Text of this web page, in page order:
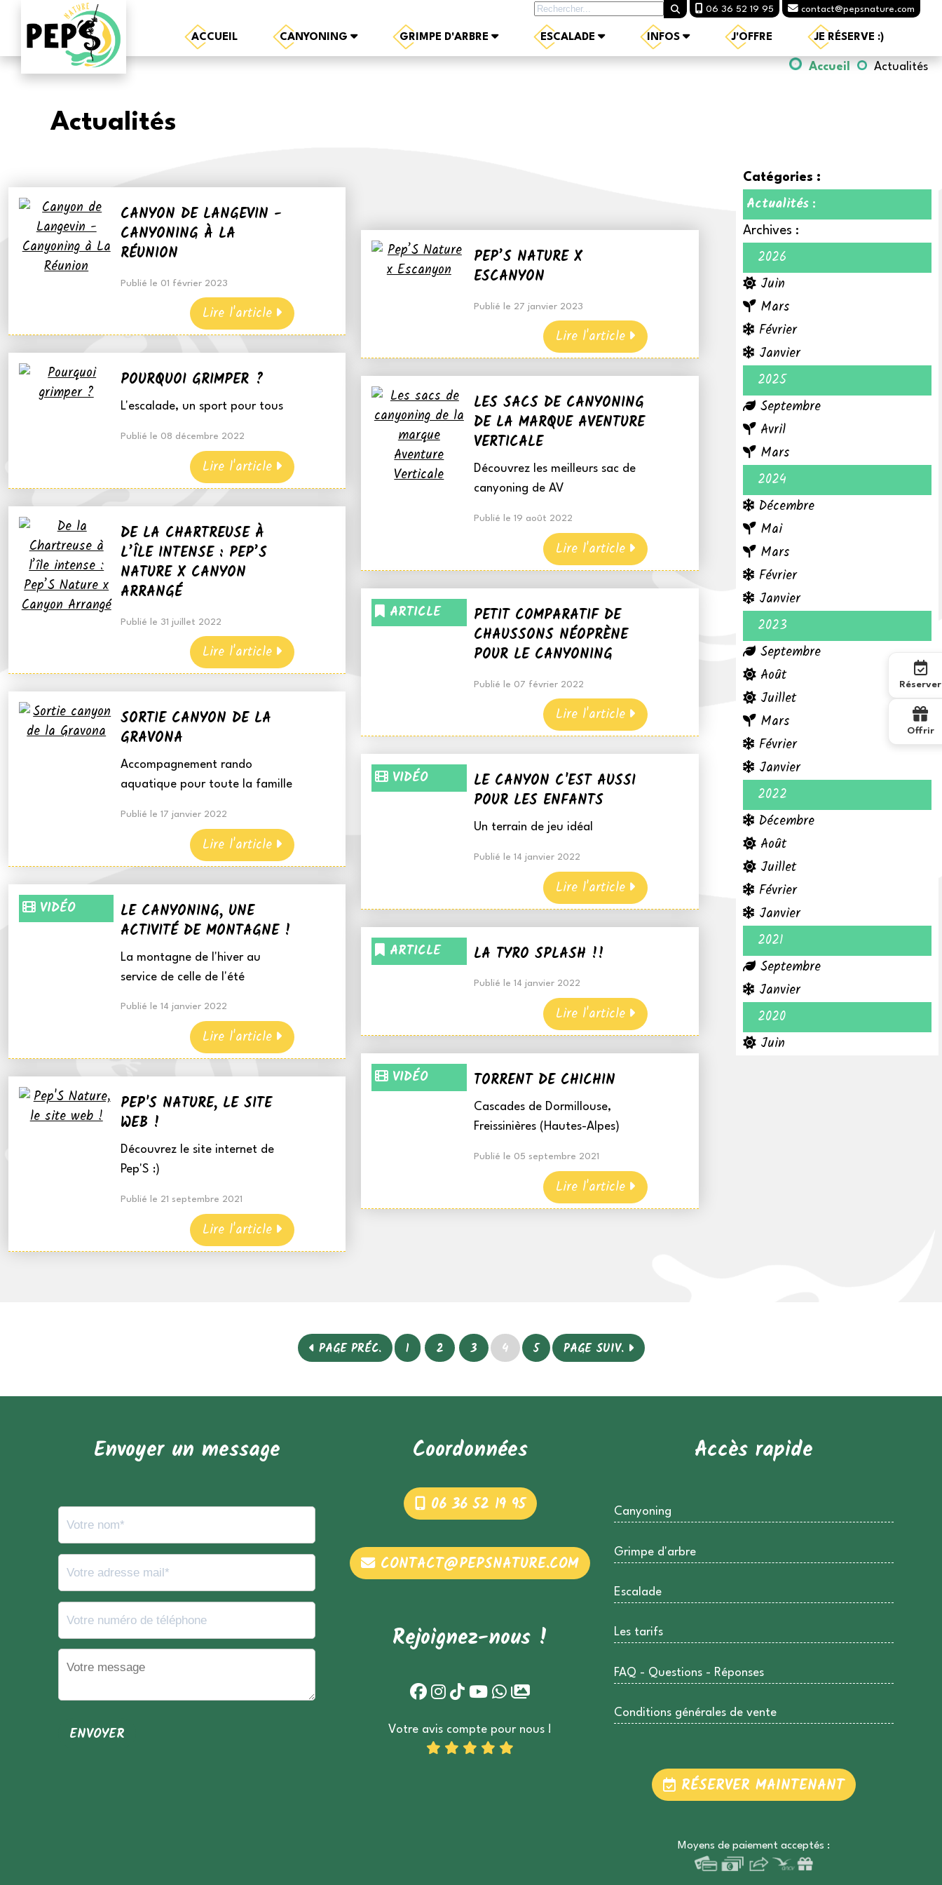
Rechercher sur le site 06 36 52 19 95 contact@pepsnature.com
ACCUEIL CANYONING GRIMPE D'ARBRE ESCALADE INFOS J'OFFRE JE RÉSERVE :)
Accueil Actualités
Actualités
CANYON DE LANGEVIN -
CANYONING À LA
RÉUNION
Publié le 01 février 2023
Lire l'article
POURQUOI GRIMPER ?
L'escalade, un sport pour tous
Publié le 08 décembre 2022
Lire l'article
DE LA CHARTREUSE À
L’ÎLE INTENSE : PEP’S
NATURE X CANYON
ARRANGÉ
Publié le 31 juillet 2022
Lire l'article
SORTIE CANYON DE LA
GRAVONA
Accompagnement rando
aquatique pour toute la famille
Publié le 17 janvier 2022
Lire l'article
VIDÉO
LE CANYONING, UNE
ACTIVITÉ DE MONTAGNE !
La montagne de l'hiver au
service de celle de l'été
Publié le 14 janvier 2022
Lire l'article
PEP'S NATURE, LE SITE
WEB !
Découvrez le site internet de
Pep'S :)
Publié le 21 septembre 2021
Lire l'article
PEP’S NATURE X
ESCANYON
Publié le 27 janvier 2023
Lire l'article
LES SACS DE CANYONING
DE LA MARQUE AVENTURE
VERTICALE
Découvrez les meilleurs sac de
canyoning de AV
Publié le 19 août 2022
Lire l'article
ARTICLE
PETIT COMPARATIF DE
CHAUSSONS NÉOPRÈNE
POUR LE CANYONING
Publié le 07 février 2022
Lire l'article
VIDÉO
LE CANYON C'EST AUSSI
POUR LES ENFANTS
Un terrain de jeu idéal
Publié le 14 janvier 2022
Lire l'article
ARTICLE LA TYRO SPLASH !!
Publié le 14 janvier 2022
Lire l'article
VIDÉO TORRENT DE CHICHIN
Cascades de Dormillouse,
Freissinières (Hautes-Alpes)
Publié le 05 septembre 2021
Lire l'article
Catégories :
Actualités :
Archives :
2026
Juin
Mars
Février
Janvier
2025
Septembre
Avril
Mars
2024
Décembre
Mai
Mars
Février
Janvier
2023
Septembre
Août
Juillet
Mars
Février
Janvier
2022
Décembre
Août
Juillet
Février
Janvier
2021
Septembre
Janvier
2020
Juin
PAGE PRÉC. 1 2 3 4 5 PAGE SUIV.
Réserver
Offrir
Envoyer un message Coordonnées
06 36 52 19 95
CONTACT@PEPSNATURE.COM
Rejoignez-nous !
Votre avis compte pour nous !
Accès rapide
Canyoning
Grimpe d'arbre
Escalade
Les tarifs
FAQ - Questions - Réponses
Conditions générales de vente
RÉSERVER MAINTENANT
Moyens de paiement acceptés :